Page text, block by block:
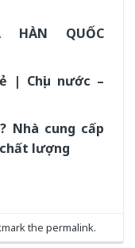
HÀN QUỐC
| Chịu nước –
Nhà cung cấp
lượng
the permalink.